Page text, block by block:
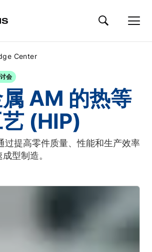
Center
会
AM 的热等
(HIP)
过提高零件质量、性能和生产效率
型制造。